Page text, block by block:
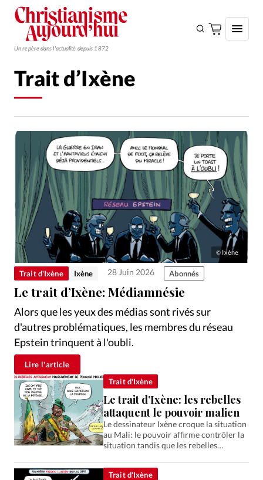
Un repère dans l'actualité depuis 1872
S'ABONNER
Eglises
Opinions
Tous les articles
Faire un don
Emploi
Se connecter
Édition: Suisse
Devise:
CHF
RUBRIQUES
Tous les articles
Actualité chrétienne
Actualité internationale
Chronique
Dossier
Eglises
Opinions
Publireportage
Relations Aujourd'hui
Société
Tour du monde des Eglises
Vécu
Vie Intérieure
Trait d’Ixène
© Ixène
Trait d'Ixène Ixène 28 Juin 2026 Abonnés
Le trait d’Ixène: Médiamnésie
Alors que les yeux des médias sont rivés sur
d'autres problématiques, les membres du réseau
Epstein trinquent à l'oubli.
Lire l'article
Trait d'Ixène
Le trait d’Ixène: les rebelles
attaquent le pouvoir malien
Le dessinateur Ixène croque la situation
au Mali: le pouvoir affirme contrôler la
situation tandis que les rebelles
juin 2026.
Trait d'Ixène